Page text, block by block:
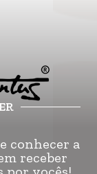
conhecer a
receber